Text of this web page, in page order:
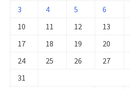
3
4 5 6
10
11 12 13
17
18 19 20
24
25 26 27
31